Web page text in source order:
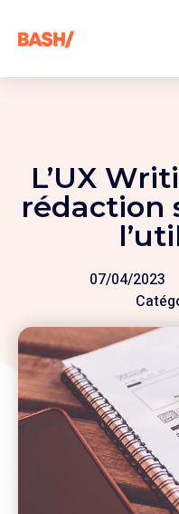
L’UX
rédaction
07/04/2023